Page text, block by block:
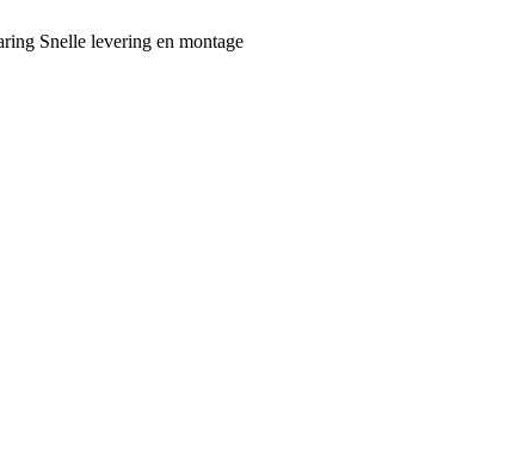
Snelle levering en montage